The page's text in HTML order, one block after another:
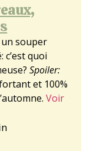
un souper
c’est quoi
Spoiler:
et 100%
Voir